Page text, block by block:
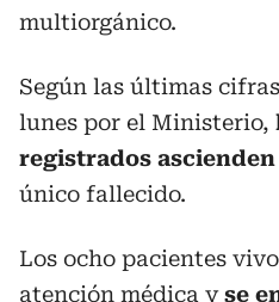
multiorgánico.
Según las últimas
lunes por el Ministerio,
registrados ascienden
único fallecido.
Los ocho pacientes
atención médica yse